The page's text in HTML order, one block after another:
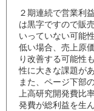
２期連続で営業利
は黒字ですので販
いっていない可能
低い場合、売上原
り改善する可能性
性に大きな課題が
また、ページ下部
上高研究開発費比
発費が総利益を生